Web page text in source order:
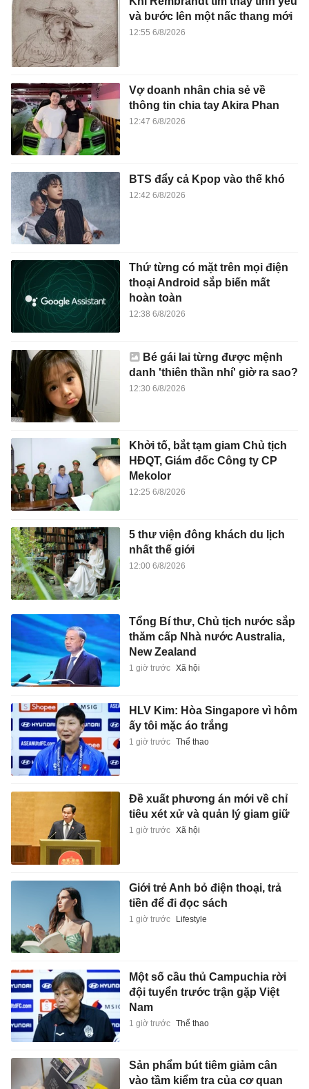
và bước lên một nấc thang mới
12:55 6/8/2026
Vợ doanh nhân chia sẻ về
thông tin chia tay Akira Phan
12:47 6/8/2026
BTS đẩy cả Kpop vào thế khó
12:42 6/8/2026
Thứ từng có mặt trên mọi điện
thoại Android sắp biến mất
hoàn toàn
12:38 6/8/2026
Bé gái lai từng được mệnh
danh 'thiên thần nhí' giờ ra sao?
12:30 6/8/2026
Khởi tố, bắt tạm giam Chủ tịch
HĐQT, Giám đốc Công ty CP
Mekolor
12:25 6/8/2026
5 thư viện đông khách du lịch
nhất thế giới
12:00 6/8/2026
Tổng Bí thư, Chủ tịch nước sắp
thăm cấp Nhà nước Australia,
New Zealand
1 giờ trước Xã hội
HLV Kim: Hòa Singapore vì hôm
ấy tôi mặc áo trắng
1 giờ trước Thể thao
Đề xuất phương án mới về chỉ
tiêu xét xử và quản lý giam giữ
1 giờ trước Xã hội
Giới trẻ Anh bỏ điện thoại, trả
tiền để đi đọc sách
1 giờ trước Lifestyle
Một số cầu thủ Campuchia rời
đội tuyển trước trận gặp Việt
Nam
1 giờ trước Thể thao
Sản phẩm bút tiêm giảm cân
vào tầm kiểm tra của cơ quan